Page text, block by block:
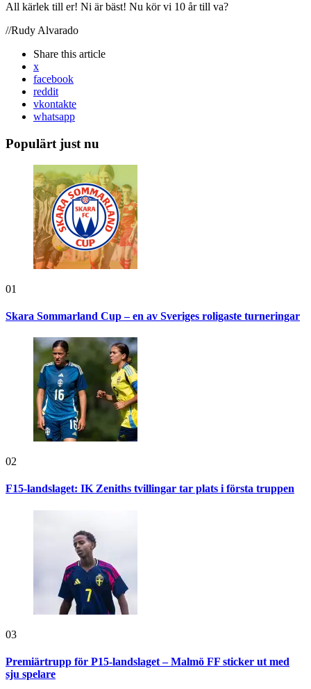
All kärlek till er! Ni är bäst! Nu kör vi 10 år till va?
//Rudy Alvarado
Share this article
x
facebook
reddit
vkontakte
whatsapp
Populärt just nu
01
Skara Sommarland Cup – en av Sveriges roligaste turneringar
02
F15-landslaget: IK Zeniths tvillingar tar plats i första truppen
03
Premiärtrupp för P15-landslaget – Malmö FF sticker ut med
sju spelare